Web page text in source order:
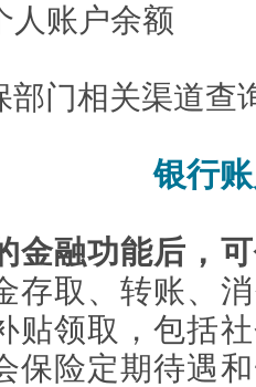
人账户余额
部门相关渠道查
银行
金融功能后，
存取、转账、
贴领取，包括
保险定期待遇